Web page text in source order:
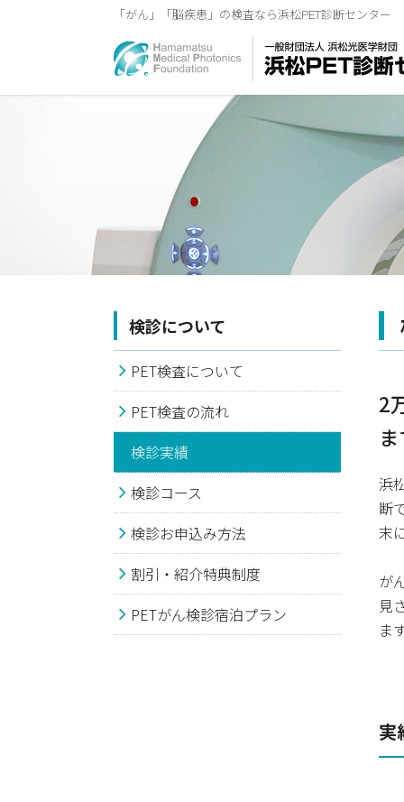
「がん」「脳疾患」の検査なら浜松PET診断センター
2
浜
断
末
が
見
ま
実
検診について
PET検査について
PET検査の流れ
検診実績
検診コース
検診お申込み方法
割引・紹介特典制度
PETがん検診宿泊プラン